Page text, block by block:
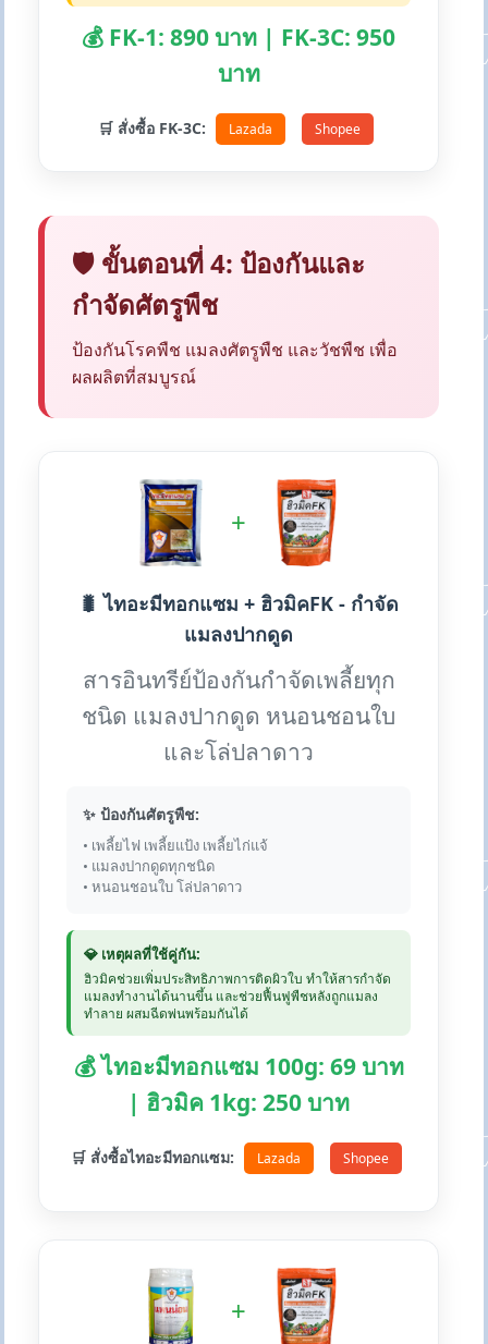
💰 FK-1: 890 บาท | FK-3C: 950
บาท
🛒 สั่งซื้อ FK-3C: Lazada Shopee
🛡️ ขั้นตอนที่ 4: ป้องกันและ
กำจัดศัตรูพืช
ป้องกันโรคพืช แมลงศัตรูพืช และวัชพืช เพื่อ
ผลผลิตที่สมบูรณ์
+
🐛 ไทอะมีทอกแซม + ฮิวมิคFK - กำจัด
แมลงปากดูด
สารอินทรีย์ป้องกันกำจัดเพลี้ยทุก
ชนิด แมลงปากดูด หนอนชอนใบ
และโล่ปลาดาว
✨ ป้องกันศัตรูพืช:
• เพลี้ยไฟ เพลี้ยแป้ง เพลี้ยไก่แจ้
• แมลงปากดูดทุกชนิด
• หนอนชอนใบ โล่ปลาดาว
💎 เหตุผลที่ใช้คู่กัน:
ฮิวมิคช่วยเพิ่มประสิทธิภาพการติดผิวใบ ทำให้สารกำจัด
แมลงทำงานได้นานขึ้น และช่วยฟื้นฟูพืชหลังถูกแมลง
ทำลาย ผสมฉีดพ่นพร้อมกันได้
💰 ไทอะมีทอกแซม 100g: 69 บาท
| ฮิวมิค 1kg: 250 บาท
🛒 สั่งซื้อไทอะมีทอกแซม: Lazada Shopee
+